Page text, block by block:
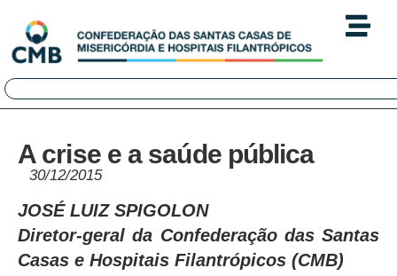
A crise e a saúde pública
30/12/2015
JOSÉ LUIZ SPIGOLON
Diretor-geral da Confederação das Santas
Casas e Hospitais Filantrópicos (CMB)